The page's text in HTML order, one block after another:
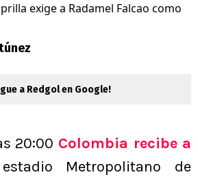
exige a Radamel Falcao como
a Redgol en Google!
20:00 Colombia recibe a
Metropolitano de